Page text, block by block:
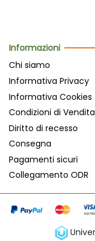
Informazioni
Chi siamo
Informativa Privacy
Informativa Cookies
Condizioni di Vendita
Diritto di recesso
Consegna
Pagamenti sicuri
Collegamento ODR